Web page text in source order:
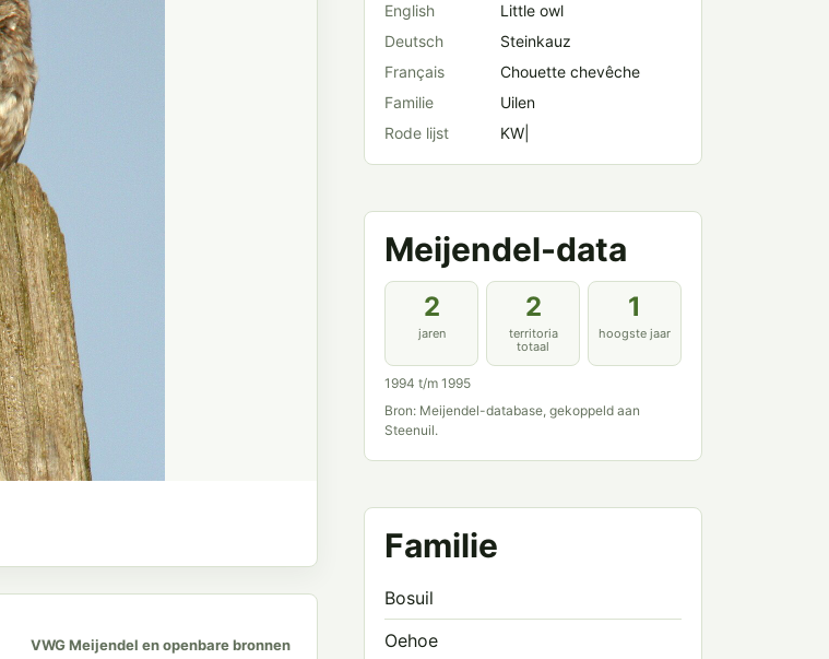
VWG Meijendel en openbare bronnen
English
Little owl
Deutsch
Steinkauz
Français
Chouette chevêche
Familie
Uilen
Rode lijst
KW|
Meijendel-data
2
jaren
2
territoria
totaal
1
hoogste jaar
1994 t/m 1995
Bron: Meijendel-database, gekoppeld aan
Steenuil.
Familie
Bosuil
Oehoe